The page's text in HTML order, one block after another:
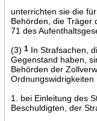
unterrichten sie die
Behörden, die Träger
71 des
(3) 1In Strafsachen,
Gegenstand haben,
Behörden der
Ordnungswidrigkeiten
1. bei Einleitung des
Beschuldigten, der